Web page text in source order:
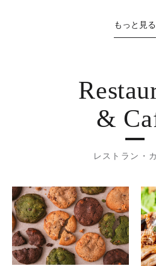
もっと見る
&
レストラン・